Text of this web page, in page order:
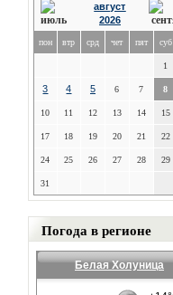
август
2026
пон втр срд чет пят суб
1
3 4 5 6 7 8
10 11 12 13 14 15
17 18 19 20 21 22
24 25 26 27 28 29
31
Погода в регионе
Белая Холуница